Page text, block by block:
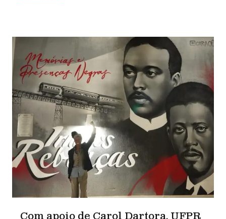
Com apoio de Carol Dartora, UFPR